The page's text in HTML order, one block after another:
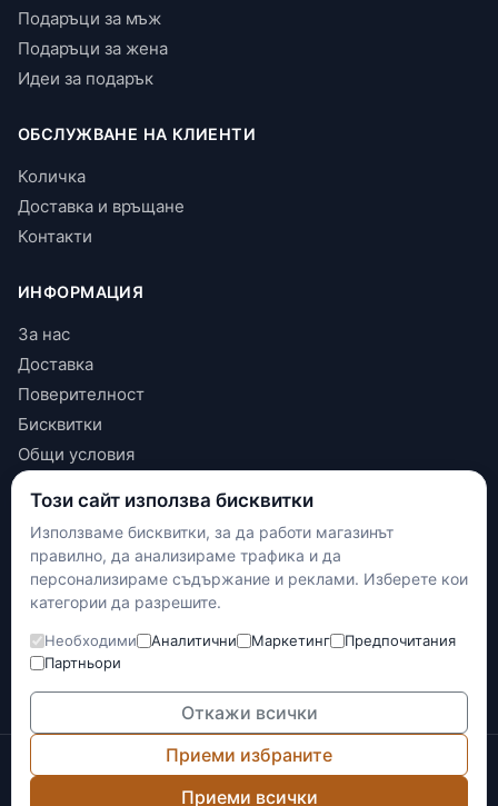
Подаръци за мъж
Подаръци за жена
Идеи за подарък
ОБСЛУЖВАНЕ НА КЛИЕНТИ
Количка
Доставка и връщане
Контакти
ИНФОРМАЦИЯ
За нас
Доставка
Поверителност
Бисквитки
Общи условия
КОНТАКТИ
+(359) 898 719431
contact.maxshop.bg@gmail.com
улица Панайот Волов 42, Шумен
Наложен платеж
Банков превод
Доставка с Еконт
© 2026 Max-Shop.bg. Всички права запазени.
Онлайн магазинът е изготвен и се поддържа от
Този сайт използва бисквитки
Използваме бисквитки, за да работи магазинът
правилно, да анализираме трафика и да
персонализираме съдържание и реклами. Изберете кои
категории да разрешите.
Необходими Аналитични Маркетинг
Предпочитания
Партньори
Откажи всички
Приеми избраните
Приеми всички